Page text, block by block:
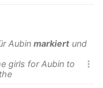
Aubin markiert und

girls for Aubin to